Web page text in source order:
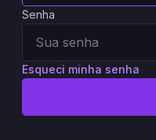
Senha
Esqueci minha senha